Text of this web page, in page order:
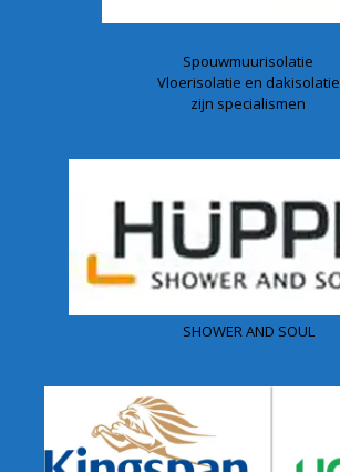
Spouwmuurisolatie
Vloerisolatie en dakisolatie
zijn specialismen
SHOWER AND SOUL